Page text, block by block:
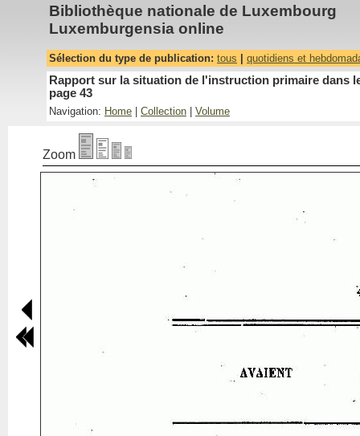
Bibliothèque nationale de Luxembourg
Luxemburgensia online
Sélection du type de publication: tous quotidiens et
Rapport sur la situation de l'instruction primaire dans
page 43
Navigation: Home Collection Volume
Zoom